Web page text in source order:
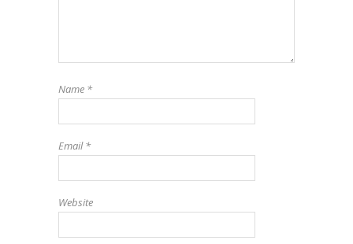
Name *
Email*
Website